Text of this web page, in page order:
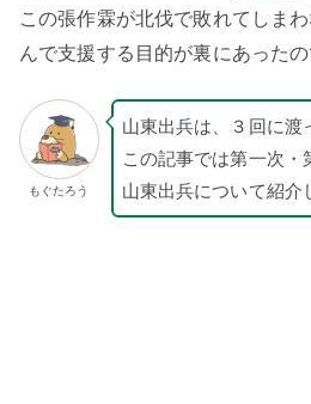
この張作霖が北伐で敗れてしま
んで支援する目的が裏にあったの
もぐたろう
山東出兵は、３回に渡
この記事では第一次・
山東出兵について紹介